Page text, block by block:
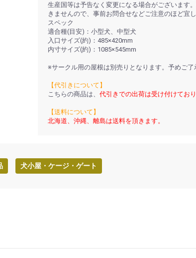
生産国等は予告なく変更になる場合がございます
きませんので、事前お問合せなどご注意のほど宜
スペック
適合種(目安)：小型犬、中型犬
入口サイズ(約)：485×420mm
内寸サイズ(約)：1085×545mm
※サークル用の屋根は別売りとなります。予めご了
【代引きについて】
こちらの商品は、 代引きでの出荷は受け付けており
【送料について】
北海道、沖縄、離島は送料を頂きます。
犬小屋・ケージ・ゲート